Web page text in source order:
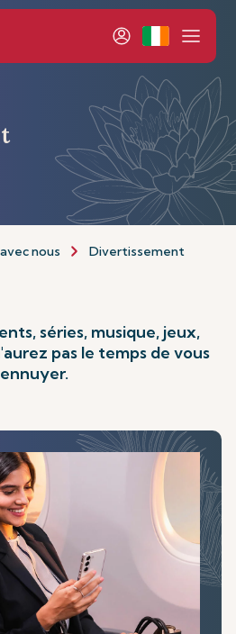
nous Divertissement
séries, musique, jeux,
pas le temps de vous
ennuyer.